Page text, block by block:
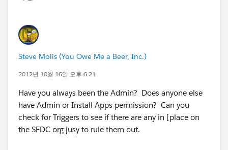
Steve Molis (You Owe Me a Beer, Inc.)
2012년 10월 16일 오후 6:21
Have you always been the Admin? Does anyone else
have Admin or Install Apps permission? Can you
check for Triggers to see if there are any in [place on
the SFDC org jusy to rule them out.